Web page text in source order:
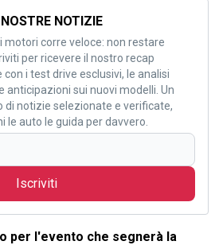
NOTIZIE
motori corre veloce: non restare
per ricevere il nostro recap
i test drive esclusivi, le analisi
anticipazioni sui nuovi modelli. Un
di notizie selezionate e verificate,
le auto le guida per davvero.
Iscriviti
per l'evento che segnerà la